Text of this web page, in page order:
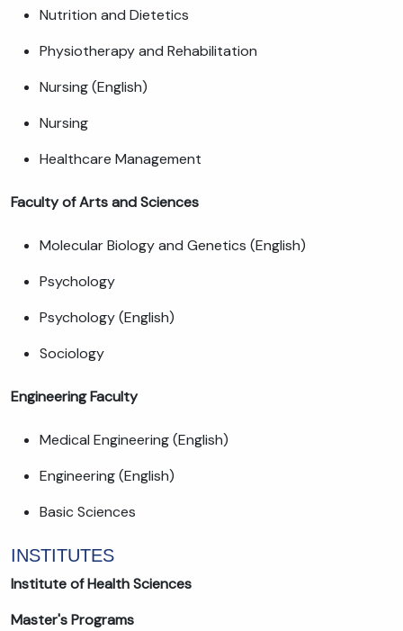
Nutrition and Dietetics
Physiotherapy and Rehabilitation
Nursing (English)
Nursing
Healthcare Management
Faculty of Arts and Sciences
Molecular Biology and Genetics (English)
Psychology
Psychology (English)
Sociology
Engineering Faculty
Medical Engineering (English)
Engineering (English)
Basic Sciences
INSTITUTES
Institute of Health Sciences
Master's Programs